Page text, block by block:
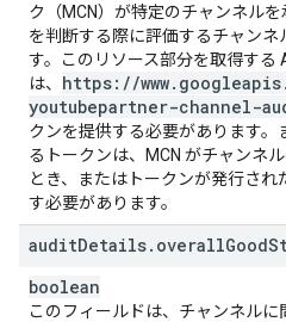
ク（MCN）が特定のチャンネル
を判断する際に評価するチャンネ
す。このリソース部分を取得する
は、 https: //www. googleapis.
youtubepartner-channel-
クンを提供する必要があります。
るトークンは、MCN がチャンネ
とき、またはトークンが発行され
す必要があります。
auditDetails. overallGood
boolean
このフィールドは、チャンネル